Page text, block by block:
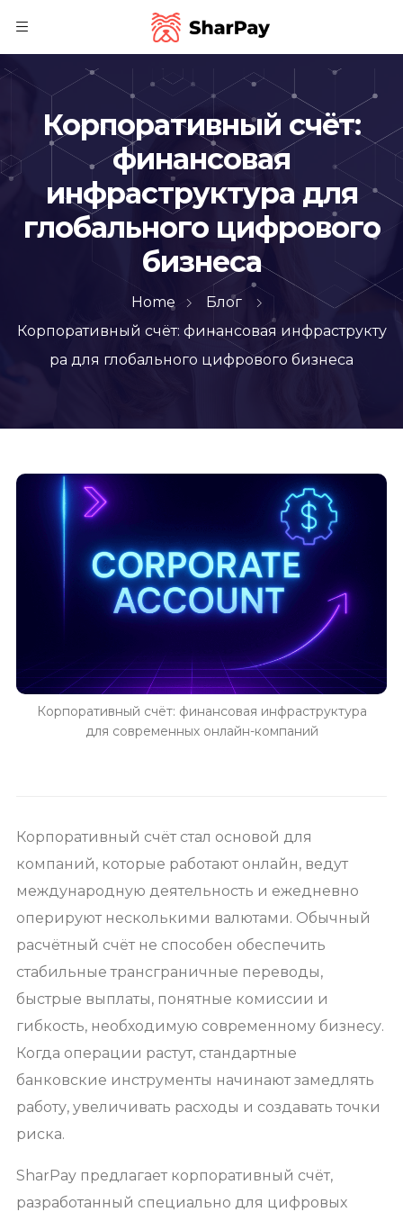
Корпоративный счёт:
финансовая
инфраструктура для
глобального цифрового
бизнеса
Home
Блог
Корпоративный счёт: финансовая инфраструкту
ра для глобального цифрового бизнеса
Корпоративный счёт: финансовая инфраструктура
для современных онлайн-компаний
Корпоративный счёт стал основой для
компаний, которые работают онлайн, ведут
международную деятельность и ежедневно
оперируют несколькими валютами. Обычный
расчётный счёт не способен обеспечить
стабильные трансграничные переводы,
быстрые выплаты, понятные комиссии и
гибкость, необходимую современному бизнесу.
Когда операции растут, стандартные
банковские инструменты начинают замедлять
работу, увеличивать расходы и создавать точки
риска.
SharPay предлагает корпоративный счёт,
разработанный специально для цифровых